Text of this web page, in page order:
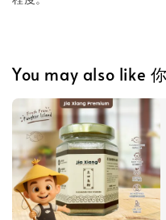
You may also like